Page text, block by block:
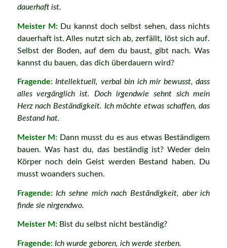
dauerhaft ist.
Meister M:Du kannst doch selbst sehen, dass nichts
dauerhaft ist. Alles nutzt sich ab, zerfällt, löst sich auf.
Selbst der Boden, auf dem du baust, gibt nach. Was
kannst du bauen, das dich überdauern wird?
Fragende:Intellektuell, verbal bin ich mir bewusst, dass
alles vergänglich ist. Doch irgendwie sehnt sich mein
Herz nach Beständigkeit. Ich möchte etwas schaffen, das
Bestand hat.
Meister M: Dann musst du es aus etwas Beständigem
bauen. Was hast du, das beständig ist? Weder dein
Körper noch dein Geist werden Bestand haben. Du
musst woanders suchen.
Fragende: Ich sehne mich nach Beständigkeit, aber ich
finde sie nirgendwo.
Meister M:Bist du selbst nicht beständig?
Fragende: Ich wurde geboren, ich werde sterben.